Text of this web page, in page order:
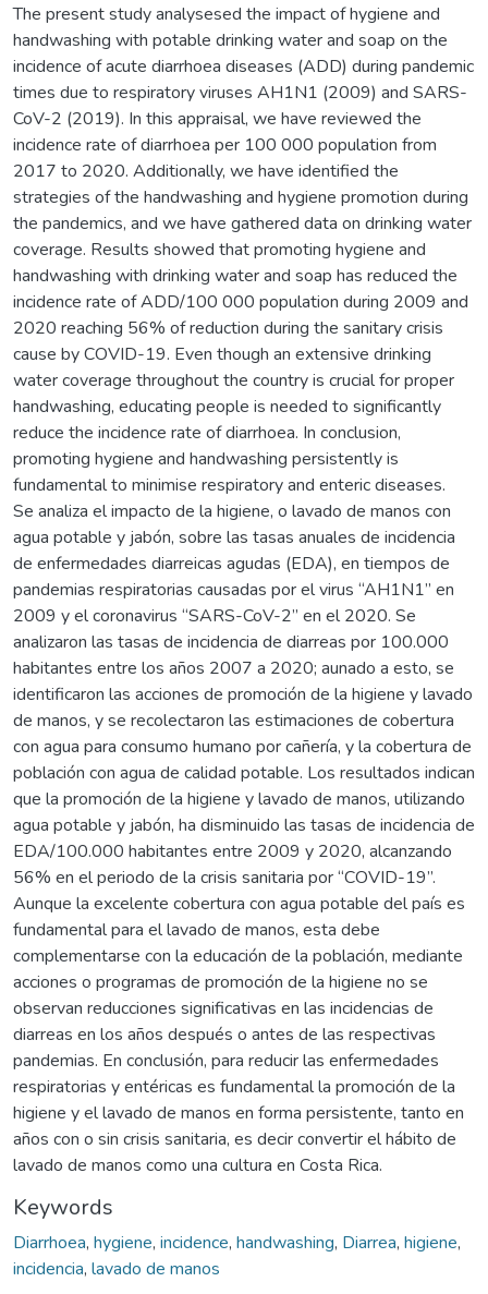
The present study analysesed the impact of hygiene and
handwashing with potable drinking water and soap on the
incidence of acute diarrhoea diseases (ADD) during pandemic
times due to respiratory viruses AH1N1 (2009) and SARS-
CoV-2 (2019). In this appraisal, we have reviewed the
incidence rate of diarrhoea per 100 000 population from
2017 to 2020. Additionally, we have identified the
strategies of the handwashing and hygiene promotion during
the pandemics, and we have gathered data on drinking water
coverage. Results showed that promoting hygiene and
handwashing with drinking water and soap has reduced the
incidence rate of ADD/100 000 population during 2009 and
2020 reaching 56% of reduction during the sanitary crisis
cause by COVID-19. Even though an extensive drinking
water coverage throughout the country is crucial for proper
handwashing, educating people is needed to significantly
reduce the incidence rate of diarrhoea. In conclusion,
promoting hygiene and handwashing persistently is
fundamental to minimise respiratory and enteric diseases.
Se analiza el impacto de la higiene, o lavado de manos con
agua potable y jabón, sobre las tasas anuales de incidencia
de enfermedades diarreicas agudas (EDA), en tiempos de
pandemias respiratorias causadas por el virus “AH1N1” en
2009 y el coronavirus “SARS-CoV-2” en el 2020. Se
analizaron las tasas de incidencia de diarreas por 100.000
habitantes entre los años 2007 a 2020; aunado a esto, se
identificaron las acciones de promoción de la higiene y lavado
de manos, y se recolectaron las estimaciones de cobertura
con agua para consumo humano por cañería, y la cobertura de
población con agua de calidad potable. Los resultados indican
que la promoción de la higiene y lavado de manos, utilizando
agua potable y jabón, ha disminuido las tasas de incidencia de
EDA/100.000 habitantes entre 2009 y 2020, alcanzando
56% en el periodo de la crisis sanitaria por “COVID-19”.
Aunque la excelente cobertura con agua potable del país es
fundamental para el lavado de manos, esta debe
complementarse con la educación de la población, mediante
acciones o programas de promoción de la higiene no se
observan reducciones significativas en las incidencias de
diarreas en los años después o antes de las respectivas
pandemias. En conclusión, para reducir las enfermedades
respiratorias y entéricas es fundamental la promoción de la
higiene y el lavado de manos en forma persistente, tanto en
años con o sin crisis sanitaria, es decir convertir el hábito de
lavado de manos como una cultura en Costa Rica.
Keywords
Diarrhoea, hygiene, incidence, handwashing, Diarrea, higiene,
incidencia, lavado de manos